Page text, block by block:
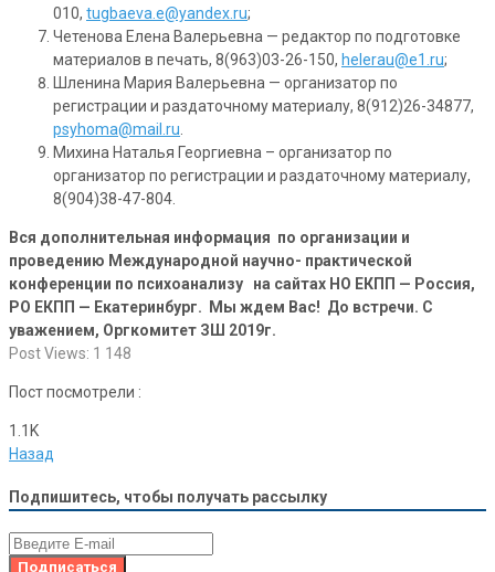
010, tugbaeva.e@yandex.ru;
Четенова Елена Валерьевна — редактор по подготовке
материалов в печать, 8(963)03-26-150, helerau@e1.ru;
Шленина Мария Валерьевна — организатор по
регистрации и раздаточному материалу, 8(912)26-34877,
psyhoma@mail.ru
Михина Наталья Георгиевна – организатор по
организатор по регистрации и раздаточному материалу,
8(904)38-47-804.
Вся дополнительная информация по организации и
проведению Международной научно- практической
конференции по психоанализу на сайтах НО ЕКПП — Россия,
РО ЕКПП — Екатеринбург.
Мы ждем Вас! До встречи. С
уважением, Оргкомитет ЗШ 2019г.
Post Views: 1 148
Пост посмотрели :
1.1K
Назад
Подпишитесь, чтобы получать рассылку